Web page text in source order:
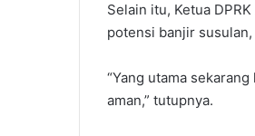
Selain itu, Ketua
potensi banjir
“Yang utama
aman,” tutupnya.